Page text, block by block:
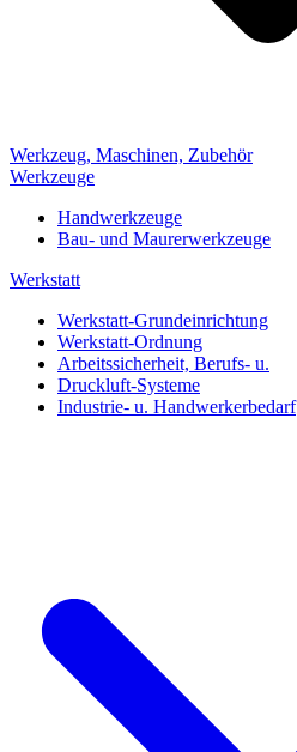
Werkzeug, Maschinen, Zubehör
Werkzeuge
Handwerkzeuge
Bau- und Maurerwerkzeuge
Werkstatt
Werkstatt-Grundeinrichtung
Werkstatt-Ordnung
Arbeitssicherheit, Berufs- u.
Druckluft-Systeme
Industrie- u. Handwerkerbedarf